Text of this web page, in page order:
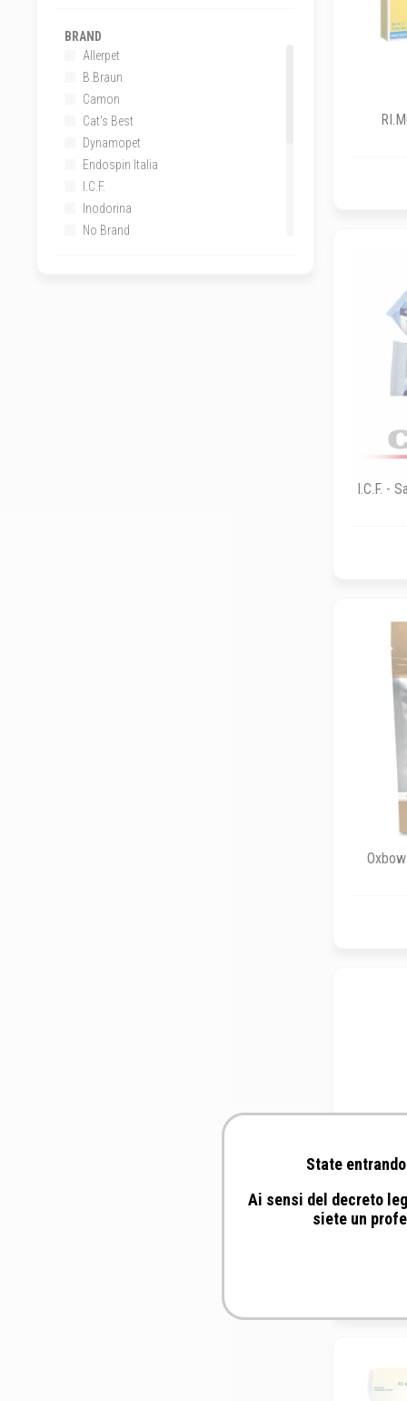
BRAND
Allerpet
B.Braun
Camon
Cat's Best
Dynamopet
Endospin Italia
I.C.F.
Inodorina
No Brand
I.C.F. -
State
Ai sensi del decreto
siete un